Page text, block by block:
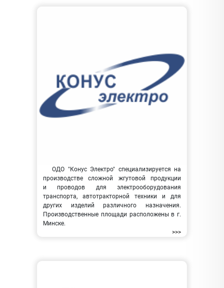
ОДО "Конус Электро" специализируется на
производстве сложной жгутовой продукции
и проводов для электрооборудования
транспорта, автотракторной техники и для
других изделий различного назначения.
Производственные площади расположены в г.
Минске.
>>>